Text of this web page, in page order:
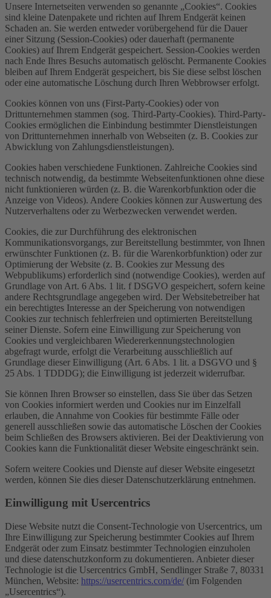
Unsere Internetseiten verwenden so genannte „Cookies“. Cookies
sind kleine Datenpakete und richten auf Ihrem Endgerät keinen
Schaden an. Sie werden entweder vorübergehend für die Dauer
einer Sitzung (Session-Cookies) oder dauerhaft (permanente
Cookies) auf Ihrem Endgerät gespeichert. Session-Cookies werden
nach Ende Ihres Besuchs automatisch gelöscht. Permanente Cookies
bleiben auf Ihrem Endgerät gespeichert, bis Sie diese selbst löschen
oder eine automatische Löschung durch Ihren Webbrowser erfolgt.
Cookies können von uns (First-Party-Cookies) oder von
Drittunternehmen stammen (sog. Third-Party-Cookies). Third-Party-
Cookies ermöglichen die Einbindung bestimmter Dienstleistungen
von Drittunternehmen innerhalb von Webseiten (z. B. Cookies zur
Abwicklung von Zahlungsdienstleistungen).
Cookies haben verschiedene Funktionen. Zahlreiche Cookies sind
technisch notwendig, da bestimmte Webseitenfunktionen ohne diese
nicht funktionieren würden (z. B. die Warenkorbfunktion oder die
Anzeige von Videos). Andere Cookies können zur Auswertung des
Nutzerverhaltens oder zu Werbezwecken verwendet werden.
Cookies, die zur Durchführung des elektronischen
Kommunikationsvorgangs, zur Bereitstellung bestimmter, von Ihnen
erwünschter Funktionen (z. B. für die Warenkorbfunktion) oder zur
Optimierung der Website (z. B. Cookies zur Messung des
Webpublikums) erforderlich sind (notwendige Cookies), werden auf
Grundlage von Art. 6 Abs. 1 lit. f DSGVO gespeichert, sofern keine
andere Rechtsgrundlage angegeben wird. Der Websitebetreiber hat
ein berechtigtes Interesse an der Speicherung von notwendigen
Cookies zur technisch fehlerfreien und optimierten Bereitstellung
seiner Dienste. Sofern eine Einwilligung zur Speicherung von
Cookies und vergleichbaren Wiedererkennungstechnologien
abgefragt wurde, erfolgt die Verarbeitung ausschließlich auf
Grundlage dieser Einwilligung (Art. 6 Abs. 1 lit. a DSGVO und §
25 Abs. 1 TDDDG); die Einwilligung ist jederzeit widerrufbar.
Sie können Ihren Browser so einstellen, dass Sie über das Setzen
von Cookies informiert werden und Cookies nur im Einzelfall
erlauben, die Annahme von Cookies für bestimmte Fälle oder
generell ausschließen sowie das automatische Löschen der Cookies
beim Schließen des Browsers aktivieren. Bei der Deaktivierung von
Cookies kann die Funktionalität dieser Website eingeschränkt sein.
Sofern weitere Cookies und Dienste auf dieser Website eingesetzt
werden, können Sie dies dieser Datenschutzerklärung entnehmen.
Einwilligung mit Usercentrics
Diese Website nutzt die Consent-Technologie von Usercentrics, um
Ihre Einwilligung zur Speicherung bestimmter Cookies auf Ihrem
Endgerät oder zum Einsatz bestimmter Technologien einzuholen
und diese datenschutzkonform zu dokumentieren. Anbieter dieser
Technologie ist die Usercentrics GmbH, Sendlinger Straße 7, 80331
München, Website: https://usercentrics.com/de/ (im Folgenden
„Usercentrics“).